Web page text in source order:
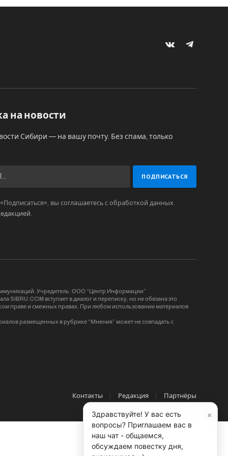
VKontakteTelegram
на новости
Сибири — на вашу почту. Без спама, только
вы соглашаетесь с обработкой данных.
.
Учредитель: ООО “Центр Информации”
SIBRU.COM вступает в диалог и переписку, но не обязана это
праве и смежных правах. При любом использовании материалов
размещенных в рубрике “Мнения” может не совпадать с
Контакты Редакция Партнёры
×
Здравствуйте! У вас есть
вопросы? Приглашаем вас в
наш чат - общаемся,
обсуждаем повестку дня,